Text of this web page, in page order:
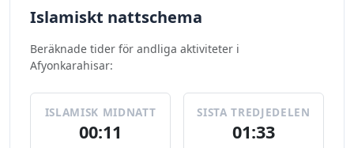
Islamiskt nattschema
Beräknade tider för andliga aktiviteter i
Afyonkarahisar:
ISLAMISK MIDNATT
00:11
SISTA TREDJEDELEN
01:33